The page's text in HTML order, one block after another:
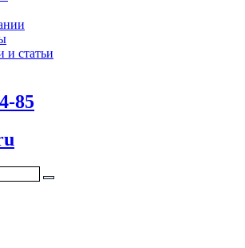
и статьи
85